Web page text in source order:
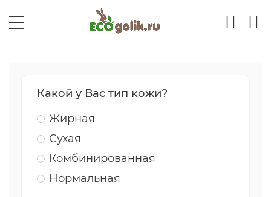
Какой у Вас тип кожи?
Жирная
Сухая
Комбинированная
Нормальная